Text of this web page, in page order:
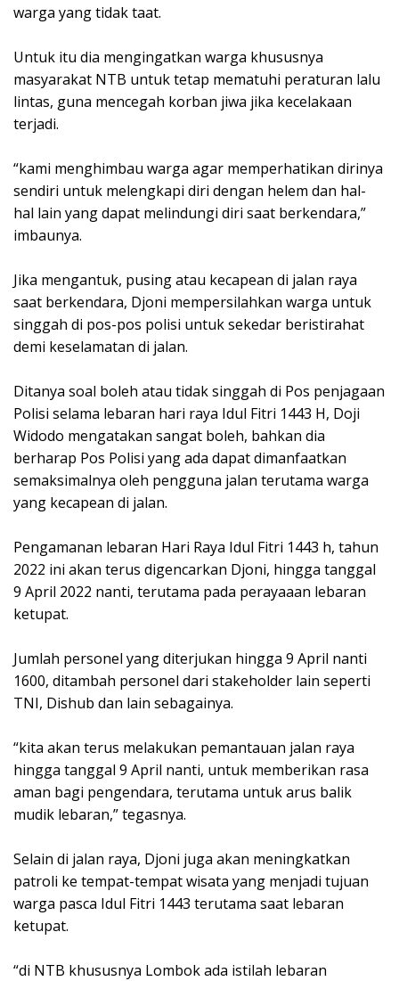
warga yang tidak taat.
Untuk itu dia mengingatkan warga khususnya
masyarakat NTB untuk tetap mematuhi peraturan lalu
lintas, guna mencegah korban jiwa jika kecelakaan
terjadi.
“kami menghimbau warga agar memperhatikan dirinya
sendiri untuk melengkapi diri dengan helem dan hal-
hal lain yang dapat melindungi diri saat berkendara,”
imbaunya.
Jika mengantuk, pusing atau kecapean di jalan raya
saat berkendara, Djoni mempersilahkan warga untuk
singgah di pos-pos polisi untuk sekedar beristirahat
demi keselamatan di jalan.
Ditanya soal boleh atau tidak singgah di Pos penjagaan
Polisi selama lebaran hari raya Idul Fitri 1443 H, Doji
Widodo mengatakan sangat boleh, bahkan dia
berharap Pos Polisi yang ada dapat dimanfaatkan
semaksimalnya oleh pengguna jalan terutama warga
yang kecapean di jalan.
Pengamanan lebaran Hari Raya Idul Fitri 1443 h, tahun
2022 ini akan terus digencarkan Djoni, hingga tanggal
9 April 2022 nanti, terutama pada perayaaan lebaran
ketupat.
Jumlah personel yang diterjukan hingga 9 April nanti
1600, ditambah personel dari stakeholder lain seperti
TNI, Dishub dan lain sebagainya.
“kita akan terus melakukan pemantauan jalan raya
hingga tanggal 9 April nanti, untuk memberikan rasa
aman bagi pengendara, terutama untuk arus balik
mudik lebaran,” tegasnya.
Selain di jalan raya, Djoni juga akan meningkatkan
patroli ke tempat-tempat wisata yang menjadi tujuan
warga pasca Idul Fitri 1443 terutama saat lebaran
ketupat.
“di NTB khususnya Lombok ada istilah lebaran